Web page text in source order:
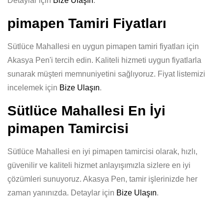
pimapen Tamiri Fiyatları
Sütlüce Mahallesi en uygun pimapen tamiri fiyatları için
Akasya Pen'i tercih edin. Kaliteli hizmeti uygun fiyatlarla
sunarak müşteri memnuniyetini sağlıyoruz. Fiyat listemizi
incelemek için Bize Ulaşın.
Sütlüce Mahallesi En İyi
pimapen Tamircisi
Sütlüce Mahallesi en iyi pimapen tamircisi olarak, hızlı,
güvenilir ve kaliteli hizmet anlayışımızla sizlere en iyi
çözümleri sunuyoruz. Akasya Pen, tamir işlerinizde her
zaman yanınızda. Detaylar için Bize Ulaşın.